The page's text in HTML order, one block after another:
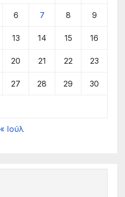
6 7 8 9
13 14 15 16
20 21 22 23
27 28 29 30
« Ιούλ